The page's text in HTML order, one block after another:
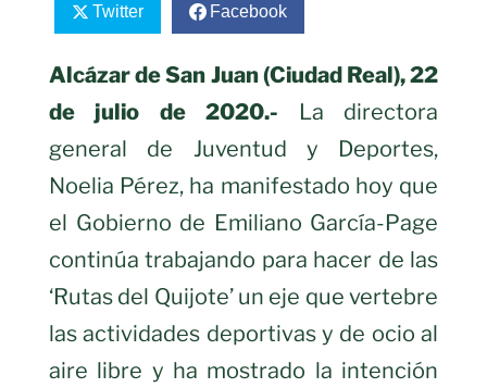
Twitter Facebook
Alcázar de San Juan (Ciudad Real), 22
de julio de 2020.- La directora
general de Juventud y Deportes,
Noelia Pérez, ha manifestado hoy que
el Gobierno de Emiliano García-Page
continúa trabajando para hacer de las
‘Rutas del Quijote’ un eje que vertebre
las actividades deportivas y de ocio al
aire libre y ha mostrado la intención